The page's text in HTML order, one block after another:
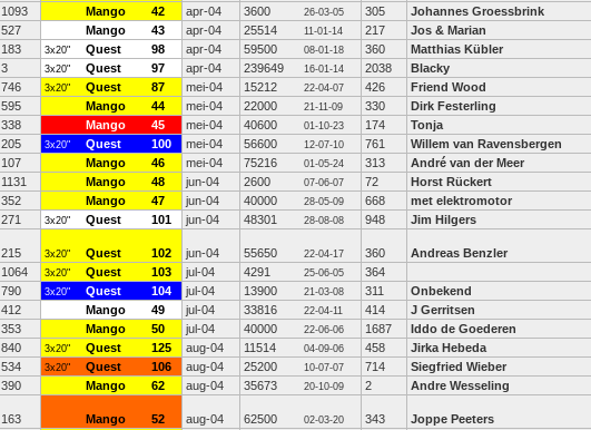
1093
Mango 42 apr-04 3600 26-03-05 305 Johannes Groessbrink
527
Mango 43 apr-04 25514 11-01-14 217 Jos & Marian
183
3x20" Quest 98 apr-04 59500 08-01-18 360 Matthias Kübler
3
3x20" Quest 97 apr-04 239649 16-01-14 2038 Blacky
746
3x20" Quest 87 mei-04 15212 22-04-07 426 Friend Wood
595
Mango 44 mei-04 22000 21-11-09 330 Dirk Festerling
338
Mango 45 mei-04 40600 01-10-23 174 Tonja
205
3x20" Quest 100 mei-04 56600 12-07-10 761 Willem van Ravensbergen
107
Mango 46 mei-04 75216 01-05-24 313 André van der Meer
1131
Mango 48 jun-04 2600 07-06-07 72 Horst Rückert
352
Mango 47 jun-04 40000 28-05-09 668 met elektromotor
271
3x20" Quest 101 jun-04 48301 28-08-08 948 Jim Hilgers
215 3x20" Quest 102 jun-04 55650 22-04-17 360 Andreas Benzler
1064
3x20" Quest 103 jul-04 4291 25-06-05 364
790
3x20" Quest 104 jul-04 13900 21-03-08 311
Onbekend
412
Mango 49 jul-04 33816 22-04-11 414 J Gerritsen
353
Mango 50 jul-04 40000 22-06-06 1687 Iddo de Goederen
840
3x20" Quest 125 aug-04 11514 04-09-06 458 Jirka Hebeda
534
3x20" Quest 106 aug-04 25200 10-07-07 714 Siegfried Wieber
390
Mango 62 aug-04 35673 20-10-09 2 Andre Wesseling
163 Mango 52 aug-04 62500 02-03-20 343 Joppe Peeters